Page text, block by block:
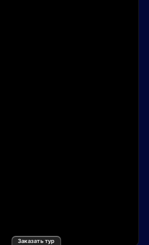
Заказать тур